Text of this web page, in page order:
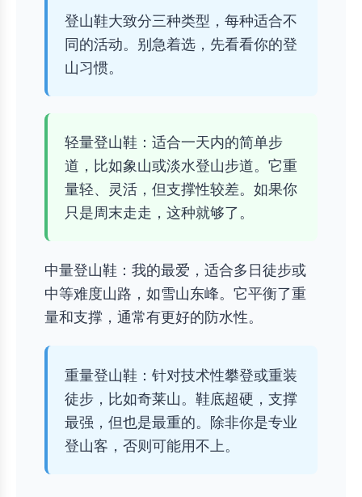
登山鞋大致分三种类型，每种适合不
同的活动。别急着选，先看看你的登
山习惯。
轻量登山鞋：适合一天内的简单步
道，比如象山或淡水登山步道。它重
量轻、灵活，但支撑性较差。如果你
只是周末走走，这种就够了。
中量登山鞋：我的最爱，适合多日徒步或
中等难度山路，如雪山东峰。它平衡了重
量和支撑，通常有更好的防水性。
重量登山鞋：针对技术性攀登或重装
徒步，比如奇莱山。鞋底超硬，支撑
最强，但也是最重的。除非你是专业
登山客，否则可能用不上。